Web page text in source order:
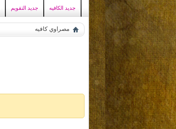
جديد الكافيه جديد التقويم
مصراوي كافيه